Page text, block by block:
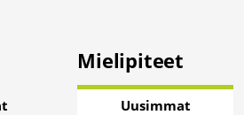
Mielipiteet
Uusimmat